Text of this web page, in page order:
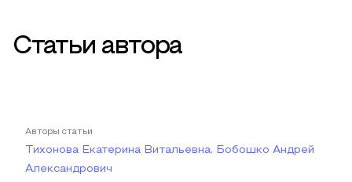
Статьи автора
Авторы статьи
Тихонова Екатерина Витальевна, Бобошко Андрей
Александрович